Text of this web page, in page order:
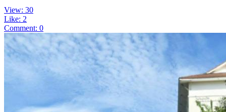
View: 30
Like: 2
Comment: 0